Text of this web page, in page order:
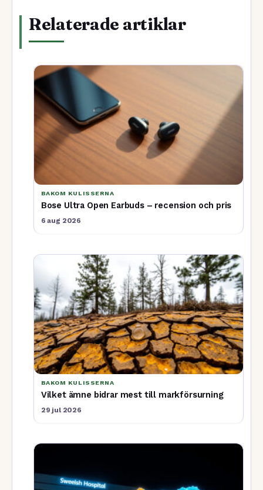
Relaterade artiklar
BAKOM KULISSERNA
Bose Ultra Open Earbuds – recension och pris
6 aug 2026
BAKOM KULISSERNA
Vilket ämne bidrar mest till markförsurning
29 jul 2026